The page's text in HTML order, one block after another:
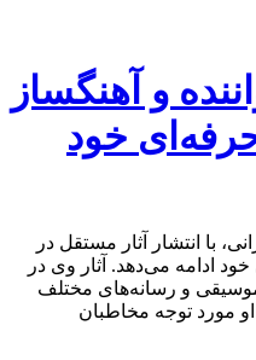
و آهنگساز
حرفه‌ای خود
با انتشار آثار مستقل در
ادامه می‌دهد. آثار وی در
و رسانه‌های مختلف
مورد توجه مخاطبان